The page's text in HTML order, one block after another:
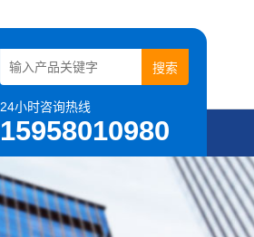
24小时咨询热线
15958010980